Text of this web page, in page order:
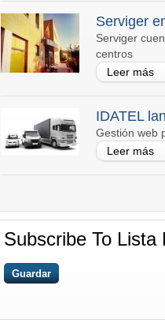
Serviger
Serviger
centros
Leer más
IDATEL
Gestión web
Leer más
Subscribe To Lista